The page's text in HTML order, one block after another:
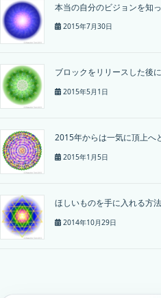
本当の自分のビジョンを知
2015年7月30日
ブロックをリリースした後
2015年5月1日
2015年からは一気に頂上へ
2015年1月5日
ほしいものを手に入れる方
2014年10月29日